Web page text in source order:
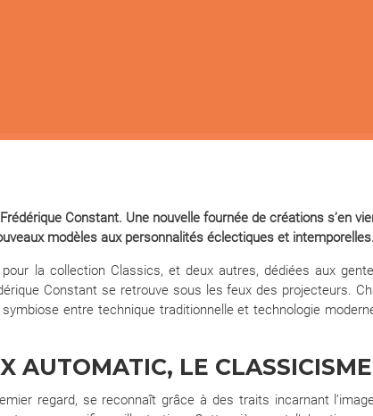
Constant. Une nouvelle fournée de créations s’en
modèles aux personnalités éclectiques et intemporelles.
la collection Classics, et deux autres, dédiées aux
Constant se retrouve sous les feux des projecteurs.
entre technique traditionnelle et technologie
AUTOMATIC, LE
regard, se reconnaît grâce à des traits incarnant